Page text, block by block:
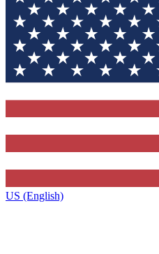
US (English)